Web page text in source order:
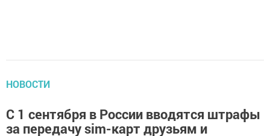
НОВОСТИ
С 1 сентября в России вводятся штрафы
за передачу sim-карт друзьям и